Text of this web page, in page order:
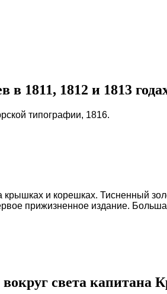
1811, 1812 и 1813
типографии, 1816.
и корешках. Тисненный
прижизненное издание.
света капитана